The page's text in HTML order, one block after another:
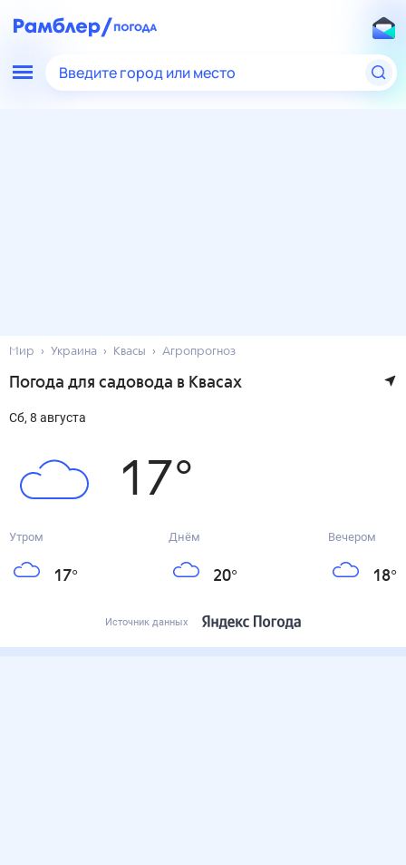
Введите город или место
Мир Украина Квасы Агропрогноз
Погода для садовода в Квасах
сб, 8 августа
17°
Утром
17°
Днём
20°
Вечером
18°
Источник данных